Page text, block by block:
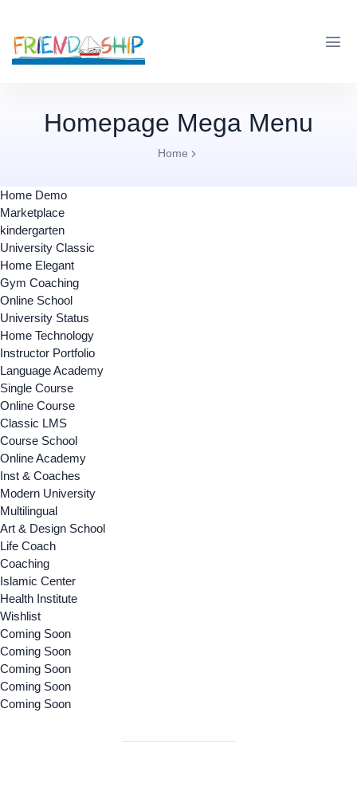
Homepage Mega Menu
Home
Home Demo
Marketplace
kindergarten
University Classic
Home Elegant
Gym Coaching
Online School
University Status
Home Technology
Instructor Portfolio
Language Academy
Single Course
Online Course
Classic LMS
Course School
Online Academy
Inst & Coaches
Modern University
Multilingual
Art & Design School
Life Coach
Coaching
Islamic Center
Health Institute
Wishlist
Coming Soon
Coming Soon
Coming Soon
Coming Soon
Coming Soon